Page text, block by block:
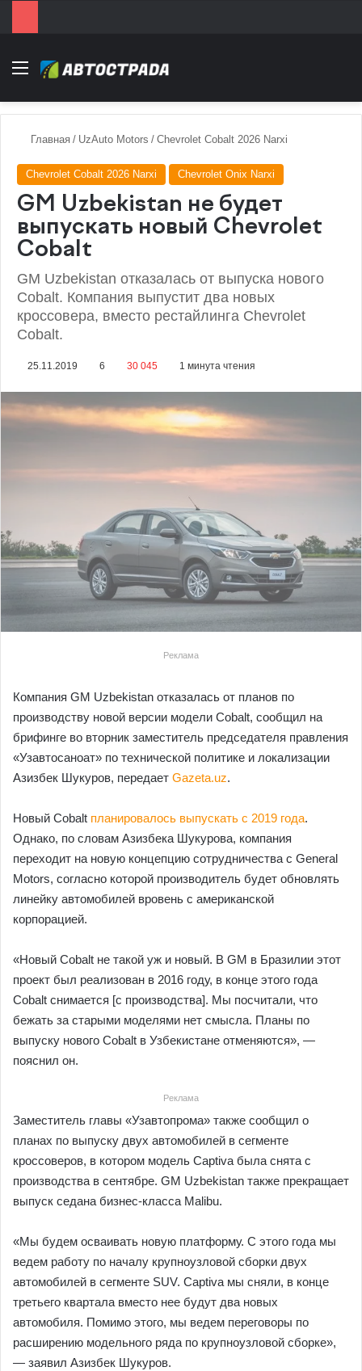
Menu
Главная / UzAuto Motors / Chevrolet Cobalt 2026 Narxi
Chevrolet Cobalt 2026 Narxi Chevrolet Onix Narxi
GM Uzbekistan не будет
выпускать новый Chevrolet
Cobalt
GM Uzbekistan отказалась от выпуска нового
Cobalt. Компания выпустит два новых
кроссовера, вместо рестайлинга Chevrolet
Cobalt.
25.11.2019 6 30 045 1 минута чтения
Реклама
Компания GM Uzbekistan отказалась от планов по
производству новой версии модели Cobalt, сообщил на
брифинге во вторник заместитель председателя правления
«Узавтосаноат» по технической политике и локализации
Азизбек Шукуров, передает Gazeta.uz.
Новый Cobalt планировалось выпускать с 2019 года.
Однако, по словам Азизбека Шукурова, компания
переходит на новую концепцию сотрудничества с General
Motors, согласно которой производитель будет обновлять
линейку автомобилей вровень с американской
корпорацией.
«Новый Cobalt не такой уж и новый. В GM в Бразилии этот
проект был реализован в 2016 году, в конце этого года
Cobalt снимается [с производства]. Мы посчитали, что
бежать за старыми моделями нет смысла. Планы по
выпуску нового Cobalt в Узбекистане отменяются», —
пояснил он.
Реклама
Заместитель главы «Узавтопрома» также сообщил о
планах по выпуску двух автомобилей в сегменте
кроссоверов, в котором модель Captiva была снята с
производства в сентябре. GM Uzbekistan также прекращает
выпуск седана бизнес-класса Malibu.
«Мы будем осваивать новую платформу. С этого года мы
ведем работу по началу крупноузловой сборки двух
автомобилей в сегменте SUV. Captiva мы сняли, в конце
третьего квартала вместо нее будут два новых
автомобиля. Помимо этого, мы ведем переговоры по
расширению модельного ряда по крупноузловой сборке»,
— заявил Азизбек Шукуров.